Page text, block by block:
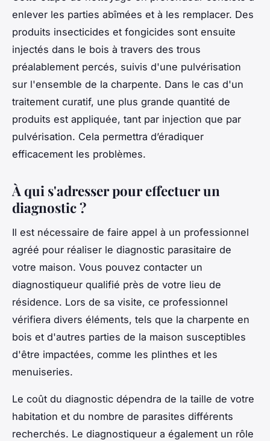
enlever les parties abîmées et à les remplacer. Des
produits insecticides et fongicides sont ensuite
injectés dans le bois à travers des trous
préalablement percés, suivis d'une pulvérisation
sur l'ensemble de la charpente. Dans le cas d'un
traitement curatif, une plus grande quantité de
produits est appliquée, tant par injection que par
pulvérisation. Cela permettra d’éradiquer
efficacement les problèmes.
À qui s'adresser pour effectuer un
diagnostic ?
Il est nécessaire de faire appel à un professionnel
agréé pour réaliser le diagnostic parasitaire de
votre maison. Vous pouvez contacter un
diagnostiqueur qualifié près de votre lieu de
résidence. Lors de sa visite, ce professionnel
vérifiera divers éléments, tels que la charpente en
bois et d'autres parties de la maison susceptibles
d'être impactées, comme les plinthes et les
menuiseries.
Le coût du diagnostic dépendra de la taille de votre
habitation et du nombre de parasites différents
recherchés. Le diagnostiqueur a également un rôle